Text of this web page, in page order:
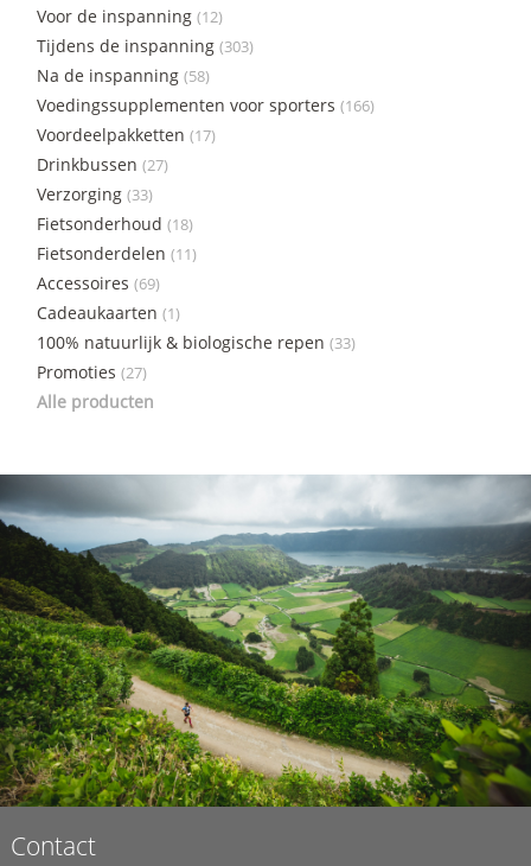
Voor de inspanning (12)
Tijdens de inspanning (303)
Na de inspanning (58)
Voedingssupplementen voor sporters (166)
Voordeelpakketten (17)
Drinkbussen (27)
Verzorging (33)
Fietsonderhoud (18)
Fietsonderdelen (11)
Accessoires (69)
Cadeaukaarten (1)
100% natuurlijk & biologische repen (33)
Promoties (27)
Alle producten
Contact